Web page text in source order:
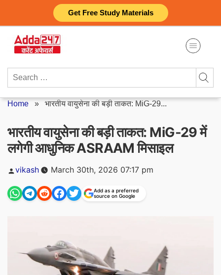
Get Free Study Materials
content
Search
Home » भारतीय वायुसेना की बड़ी ताकत: MiG-29...
भारतीय वायुसेना की बड़ी ताकत: MiG-29 में
लगेगी आधुनिक ASRAAM मिसाइल
Posted
vikash March 30th, 2026 07:17 pm
Add as a preferred
source on Google